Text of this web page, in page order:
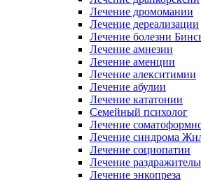
Лечение дромомании
Лечение дереализации
Лечение болезни
Лечение амнезии
Лечение аменции
Лечение алекситимии
Лечение абулии
Лечение кататонии
Семейный психолог
Лечение
Лечение синдрома
Лечение социопатии
Лечение
Лечение энкопреза